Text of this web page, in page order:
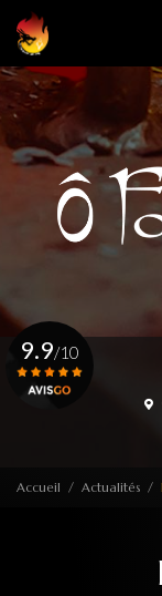
contenu
principal
9.9/10
Accueil Actualités